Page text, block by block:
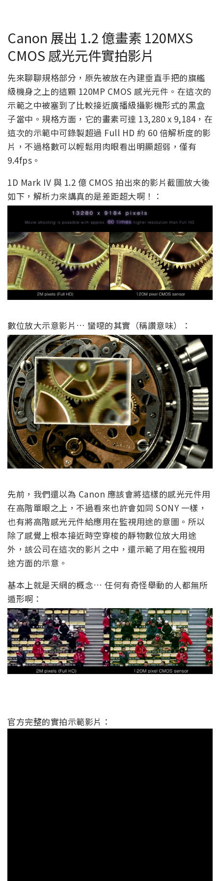
Canon 展出 1.2 億畫素 120MXS
CMOS 感光元件實拍影片
先來聊聊規格部分，原先被放在內建垂直手把的旗艦
級機身之上的這顆 120MP CMOS 感光元件。在這次的
示範之中被塞到了比較接近廣播級攝影機形式的黑盒
子當中。規格方面，它的畫素可達 13,280 x 9,184，在
這次的示範中可錄製超過 Full HD 約 60 倍解析度的影
片，不過格數可以輕鬆用肉眼看出明顯超弱，僅有
9.4fps。
1D Mark IV 與 1.2 億 CMOS 拍出來的影片截圖放大後
如下，解析力來講真的是差距超大啊！：
數位放大示意影片… 蠻噁的其實（稱讚意味）：
先前，我們還以為 Canon 應該會將這樣的感光元件用
在高階單眼之上，不過看來也許會如同 SONY 一樣，
也有將高階感光元件給應用在監視用途的意圖。所以
除了感覺上根本接近時空穿梭的靜物數位放大用途
外，該公司在這次的影片之中，還示範了用在監視用
途方面的示意。
基本上就是天網的概念… 任何有奇怪舉動的人都無所
遁形啊：
官方完整的實拍示範影片：